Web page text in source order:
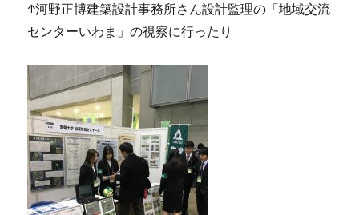
↑河野正博建築設計事務所さん設計監理の「地域交流
センターいわま」の視察に行ったり